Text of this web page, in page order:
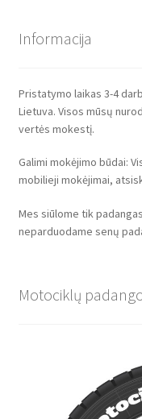
Informacija
Pristatymo laikas 3-4
Lietuva. Visos mūsų
vertės mokestį.
Galimi mokėjimo būdai:
mobilieji mokėjimai,
Mes siūlome tik
neparduodame senų
Motociklų